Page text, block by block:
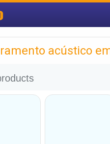
acústico